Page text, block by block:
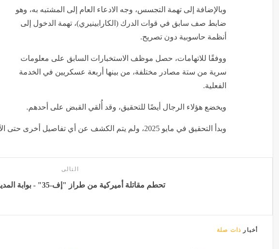
وبالإضافة إلى تهمة التجسس، وجه الادعاء العام إلى المشتبه به، وهو
ضابط صف سابق في قوات الدرك (الكارابينيري)، تهمة الدخول إلى
أنظمة حاسوبية دون تصريح.
ووفقًا للاتهامات، حصل موظف الاستخبارات السابق على معلومات
سرية من ستة مصادر مختلفة، من بينها أربعة عسكريين في الخدمة
الفعلية.
ويخضع هؤلاء الرجال أيضًا للتحقيق، وقد أُلقي القبض على أحدهم.
وبدأ التحقيق في مايو 2025، ولم يتم الكشف عن أي تفاصيل أخرى حتى الآن.
التالى
تحطم مقاتلة أميركية من طراز "إف-35" - بوابة المدينة برس
أخبار ذات صلة